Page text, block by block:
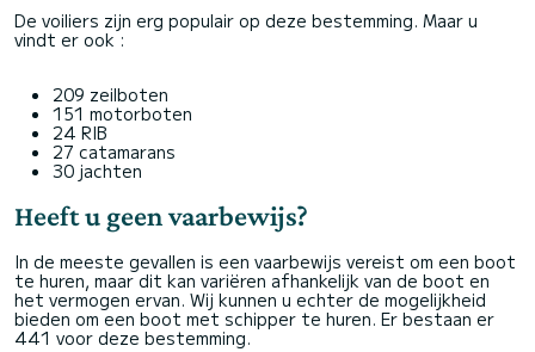
De voiliers zijn erg populair op deze bestemming. Maar u
vindt er ook :
209 zeilboten
151 motorboten
24 RIB
27 catamarans
30 jachten
Heeft u geen vaarbewijs?
In de meeste gevallen is een vaarbewijs vereist om een boot
te huren, maar dit kan variëren afhankelijk van de boot en
het vermogen ervan. Wij kunnen u echter de mogelijkheid
bieden om een boot met schipper te huren. Er bestaan er
441 voor deze bestemming.